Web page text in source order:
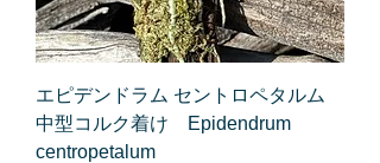
エピデンドラム セントロペタルム
中型コルク着け Epidendrum
centropetalum